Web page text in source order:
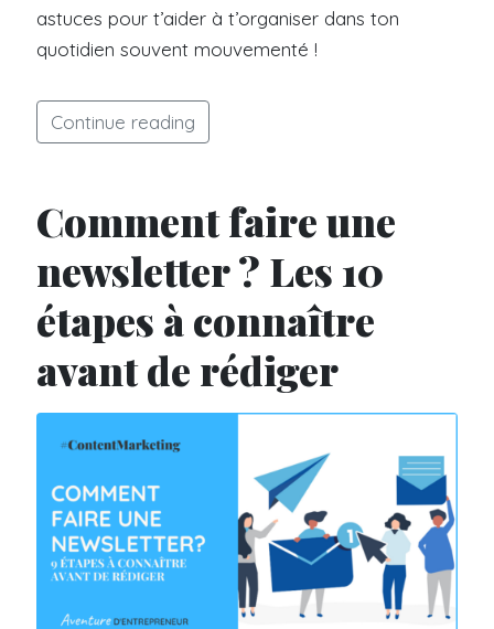
astuces pour t’aider à t’organiser dans ton
quotidien souvent mouvementé !
Continue reading
Comment faire une
newsletter ? Les 10
étapes à connaître
avant de rédiger